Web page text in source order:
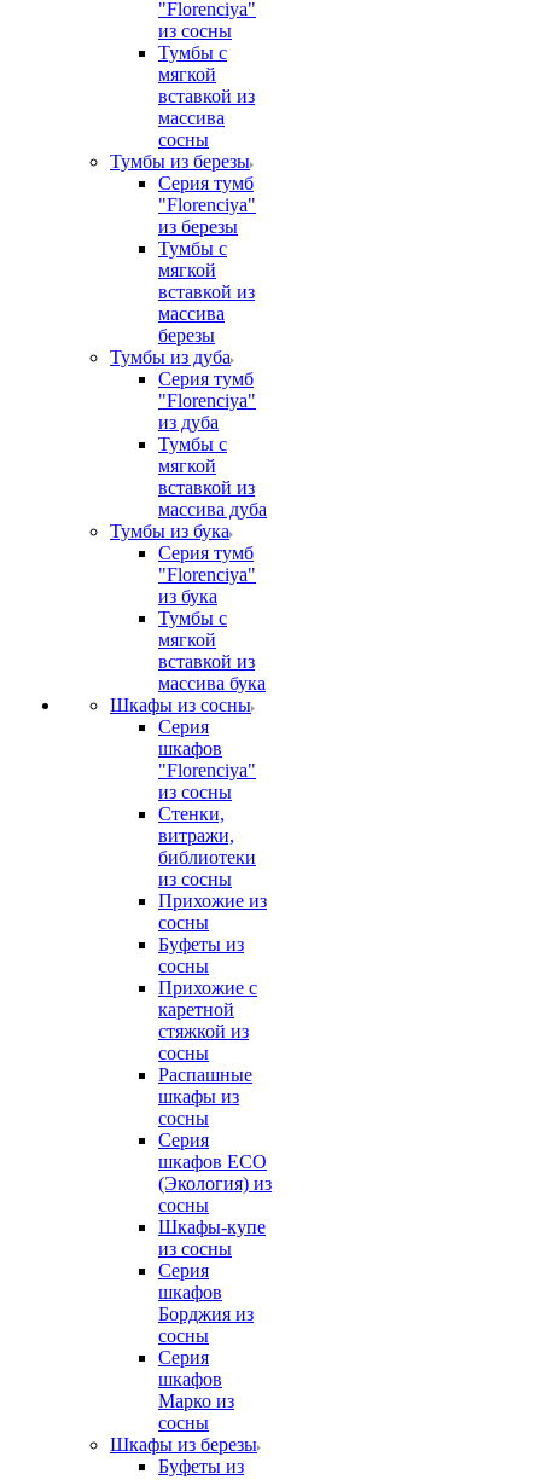
"Florenciya"
из сосны
Тумбы с
мягкой
вставкой из
массива
сосны
Тумбы из березы
Серия тумб
"Florenciya"
из березы
Тумбы с
мягкой
вставкой из
массива
березы
Тумбы из дуба
Серия тумб
"Florenciya"
из дуба
Тумбы с
мягкой
вставкой из
массива дуба
Тумбы из бука
Серия тумб
"Florenciya"
из бука
Тумбы с
мягкой
вставкой из
массива бука
Шкафы из сосны
Серия
шкафов
"Florenciya"
из сосны
Стенки,
витражи,
библиотеки
из сосны
Прихожие из
сосны
Буфеты из
сосны
Прихожие с
каретной
стяжкой из
сосны
Распашные
шкафы из
сосны
Серия
шкафов ECO
(Экология) из
сосны
Шкафы-купе
из сосны
Серия
шкафов
Борджия из
сосны
Серия
шкафов
Марко из
сосны
Шкафы из березы
Буфеты из